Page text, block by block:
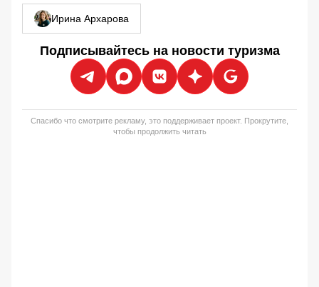
Ирина Архарова
Подписывайтесь на новости туризма
Спасибо что смотрите рекламу, это поддерживает проект. Прокрутите,
чтобы продолжить читать